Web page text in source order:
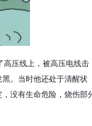
压线上，被高压电线击
。当时他还处于清醒状
没有生命危险，烧伤部